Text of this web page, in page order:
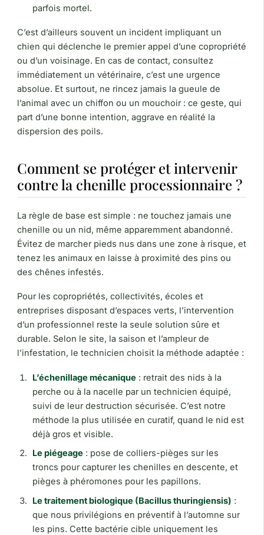
parfois mortel.
C’est d’ailleurs souvent un incident impliquant un
chien qui déclenche le premier appel d’une copropriété
ou d’un voisinage. En cas de contact, consultez
immédiatement un vétérinaire, c’est une urgence
absolue. Et surtout, ne rincez jamais la gueule de
l’animal avec un chiffon ou un mouchoir : ce geste, qui
part d’une bonne intention, aggrave en réalité la
dispersion des poils.
Comment se protéger et intervenir
contre la chenille processionnaire ?
La règle de base est simple : ne touchez jamais une
chenille ou un nid, même apparemment abandonné.
Évitez de marcher pieds nus dans une zone à risque, et
tenez les animaux en laisse à proximité des pins ou
des chênes infestés.
Pour les copropriétés, collectivités, écoles et
entreprises disposant d’espaces verts, l’intervention
d’un professionnel reste la seule solution sûre et
durable. Selon le site, la saison et l’ampleur de
l’infestation, le technicien choisit la méthode adaptée :
L’échenillage mécanique: retrait des nids à la
perche ou à la nacelle par un technicien équipé,
suivi de leur destruction sécurisée. C’est notre
méthode la plus utilisée en curatif, quand le nid est
déjà gros et visible.
Le piégeage: pose de colliers-pièges sur les
troncs pour capturer les chenilles en descente, et
pièges à phéromones pour les papillons.
Le traitement biologique (Bacillus thuringiensis) :
que nous privilégions en préventif à l’automne sur
les pins. Cette bactérie cible uniquement les